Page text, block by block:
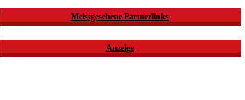
Meistgesehene Partnerlinks
Anzeige